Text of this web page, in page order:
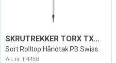
SKRUTREKKER TORX TX5 ESD1124
Sort Rolltop Håndtak PB Swiss
Art.nr: F4458